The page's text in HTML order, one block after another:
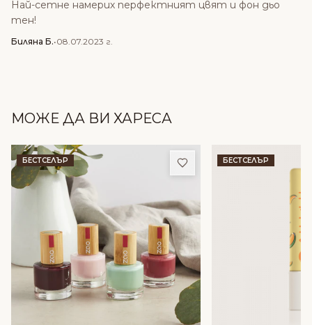
Най-сетне намерих перфектният цвят и фон дьо
тен!
Биляна Б.•08.07.2023 г.
МОЖЕ ДА ВИ ХАРЕСА
БЕСТСЕЛЪР Добави в любими
БЕСТСЕЛЪР